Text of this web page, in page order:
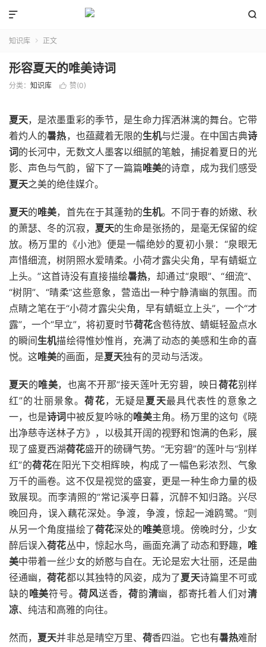


知识库  正文
形容夏天的唯美诗词
分类： 知识库  赞(0)
夏天，是浓墨重彩的季节，是生命力挥洒淋漓的舞台。它带
着灼人的暑热，也蕴藏着无限的生机与烂漫。在中国古典诗
词的长河中，无数文人墨客以细腻的笔触，捕捉着夏日的光
影、声色与气韵，留下了一篇篇唯美的诗章，成为我们感受
夏天之美的绝佳媒介。
夏天的唯美，首先在于其蓬勃的生机。不同于春的娇嫩、秋
的萧瑟、冬的沉寂， 夏天的生命是张扬的，是毫无保留的绽
放。杨万里的《小池》便是一幅绝妙的夏初小景：“泉眼无
声惜细流，树阴照水爱晴柔。小荷才露尖尖角，早有蜻蜓立
上头。”这首诗没有直接描绘暑热，却通过“泉眼”、“细流”、
“树阴”、“晴柔”这些意象，营造出一种宁静清幽的氛围。而
点睛之笔在于“小荷才露尖尖角，早有蜻蜓立上头”，一个“才
露”，一个“早立”，将初夏时节荷花含苞待放、蜻蜓轻盈点水
的瞬间生机描绘得惟妙惟肖，充满了动态的美感和生命的喜
悦。这唯美的画面，是夏天独有的灵动与活泼。
夏天的唯美，也离不开那“接天莲叶无穷碧，映日 荷花别样
红”的壮丽景象。荷花，无疑是夏天最具代表性的意象之
一，也是诗词 中被反复吟咏的唯美主角。杨万里的这句《晓
出净慈寺送林子方》，以极其开阔的视野和饱满的色彩，展
现了盛夏西湖荷花盛开的磅礴气势。“无穷碧”的莲叶与“别样
红”的荷花在阳光下交相辉映，构成了一幅色彩浓烈、气象
万千的画卷。这不仅是视觉的盛宴，更是一种生命力量的极
致展现。而李清照的“常记溪亭日暮，沉醉不知归路。兴尽
晚回舟，误入藕花深处。争渡，争渡，惊起一滩鸥鹭。”则
从另一个角度描绘了荷花深处的唯美意境。傍晚时分，少女
醉后误入荷花丛中，惊起水鸟，画面充满了动态和野趣， 唯
美中带着一丝少女的娇憨与自在。无论是宏大壮丽，还是曲
径通幽，荷花都以其独特的风姿，成为了夏天诗篇里不可或
缺的唯美符号。荷风送香， 荷韵清幽，都寄托着人们对清
凉、纯洁和高雅的向往。
然而，夏天并非总是晴空万里、荷香四溢。它也有暑热难耐